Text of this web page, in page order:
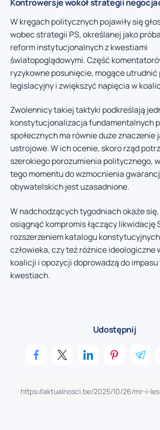
W kręgach politycznych pojawiły się
wobec strategii PS, określanej jako
reform instytucjonalnych z kwestiami
światopoglądowymi. Część
ryzykowne posunięcie, mogące utrudnić
legislacyjny i zwiększyć napięcia w
Zwolennicy takiej taktyki podkreślają
konstytucjonalizacja fundamentalnych
społecznych ma równie duże znaczenie
ustrojowe. W ich ocenie, skoro rząd
szerokiego porozumienia politycznego,
tego momentu do wzmocnienia
obywatelskich jest uzasadnione.
W nadchodzących tygodniach okaże
osiągnąć kompromis łączący likwidację
rozszerzeniem katalogu
człowieka, czy też różnice ideologiczne
koalicji i opozycji doprowadzą do impasu
kwestiach.
Udostępnij